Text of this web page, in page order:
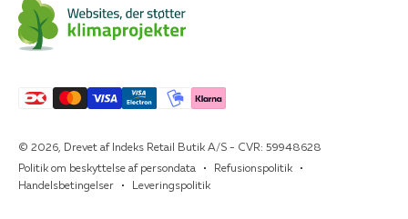
© 2026, Drevet af Indeks Retail Butik A/S - CVR: 59948628
Politik om beskyttelse af persondata
Refusionspolitik
Handelsbetingelser
Leveringspolitik